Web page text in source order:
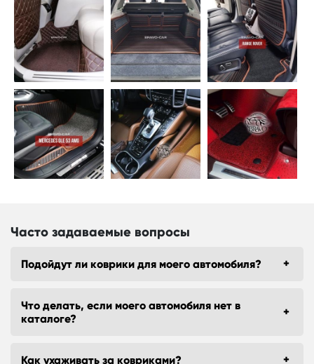
Часто задаваемые вопросы
Подойдут ли коврики для моего автомобиля?
Что делать, если моего автомобиля нет в
каталоге?
Как ухаживать за ковриками?